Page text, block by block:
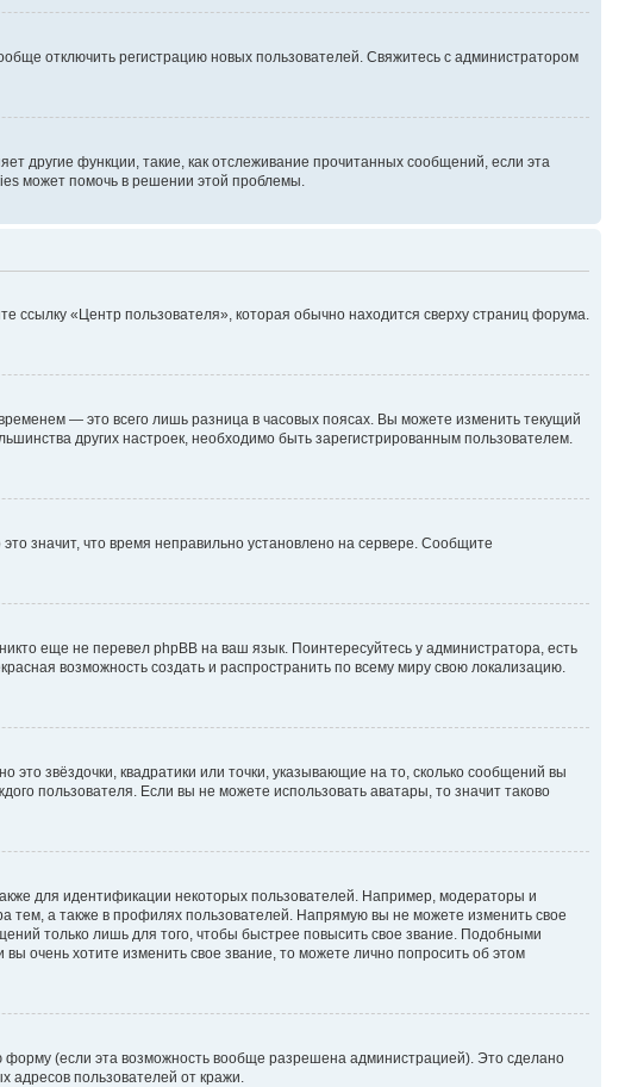
отключить регистрацию новых пользователей. Свяжитесь с администратором
другие функции, такие, как отслеживание прочитанных сообщений, если эта
может помочь в решении этой проблемы.
ссылку «Центр пользователя», которая обычно находится сверху страниц форума.
— это всего лишь разница в часовых поясах. Вы можете изменить текущий
других настроек, необходимо быть зарегистрированным пользователем.
значит, что время неправильно установлено на сервере. Сообщите
еще не перевел phpBB на ваш язык. Поинтересуйтесь у администратора, есть
возможность создать и распространить по всему миру свою локализацию.
звёздочки, квадратики или точки, указывающие на то, сколько сообщений вы
пользователя. Если вы не можете использовать аватары, то значит таково
для идентификации некоторых пользователей. Например, модераторы и
тем, а также в профилях пользователей. Напрямую вы не можете изменить свое
только лишь для того, чтобы быстрее повысить свое звание. Подобными
очень хотите изменить свое звание, то можете лично попросить об этом
форму (если эта возможность вообще разрешена администрацией). Это сделано
пользователей от кражи.